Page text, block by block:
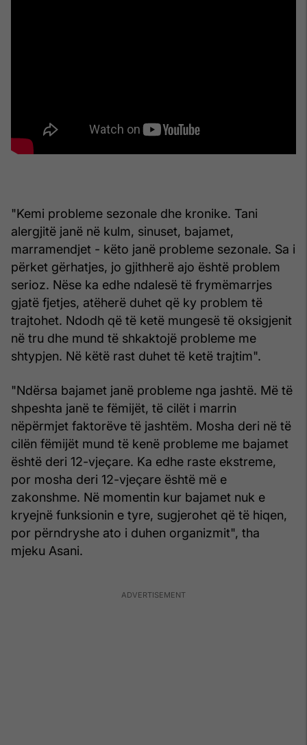
"Kemi probleme sezonale dhe kronike. Tani
alergjitë janë në kulm, sinuset, bajamet,
marramendjet - këto janë probleme sezonale. Sa i
përket gërhatjes, jo gjithherë ajo është problem
serioz. Nëse ka edhe ndalesë të frymëmarrjes
gjatë fjetjes, atëherë duhet që ky problem të
trajtohet. Ndodh që të ketë mungesë të oksigjenit
në tru dhe mund të shkaktojë probleme me
shtypjen. Në këtë rast duhet të ketë trajtim".
"Ndërsa bajamet janë probleme nga jashtë. Më të
shpeshta janë te fëmijët, të cilët i marrin
nëpërmjet faktorëve të jashtëm. Mosha deri në të
cilën fëmijët mund të kenë probleme me bajamet
është deri 12-vjeçare. Ka edhe raste ekstreme,
por mosha deri 12-vjeçare është më e
zakonshme. Në momentin kur bajamet nuk e
kryejnë funksionin e tyre, sugjerohet që të hiqen,
por përndryshe ato i duhen organizmit", tha
mjeku Asani.